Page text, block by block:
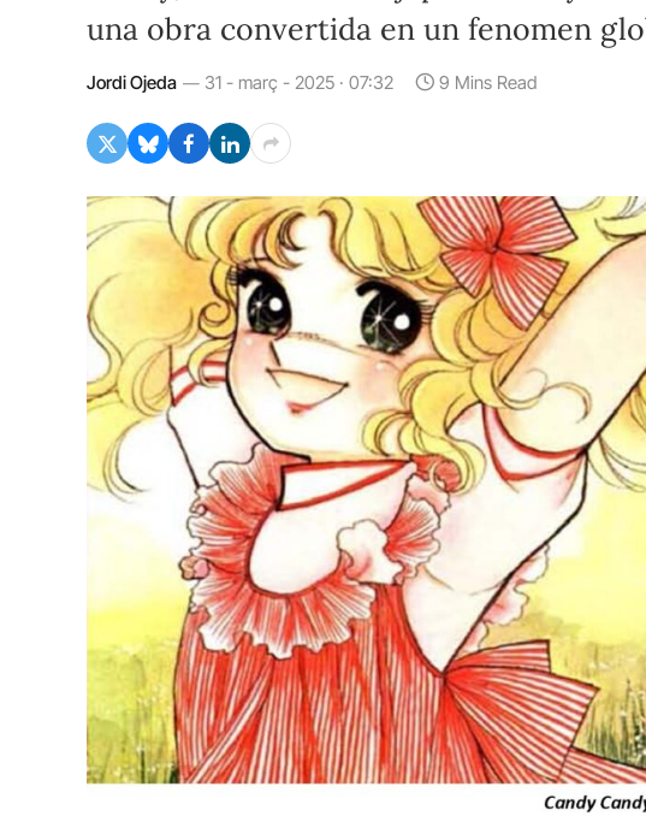
una obra convertida en un fenomen
Jordi Ojeda 31 - març - 2025 · 07:32 9 Mins Read